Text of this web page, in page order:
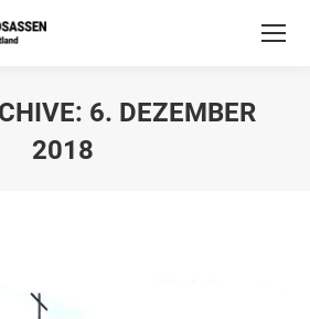
6. DEZEMBER
2018